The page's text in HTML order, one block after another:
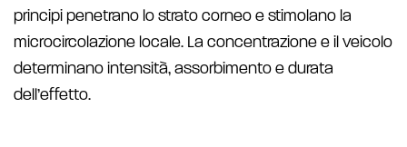
principi penetrano lo strato corneo e stimolano la
microcircolazione locale. La concentrazione e il veicolo
determinano intensità, assorbimento e durata
dell’effetto.